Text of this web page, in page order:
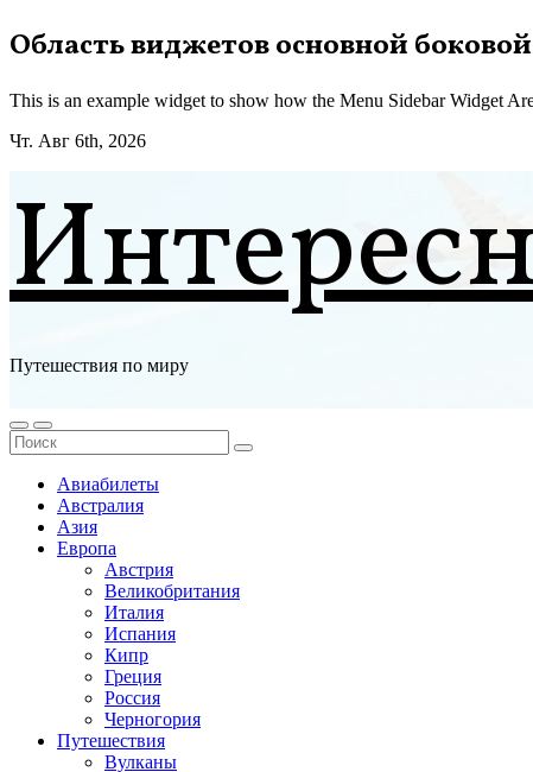
Перейти
к
Область виджетов основной
This is an example widget to show how the Menu Sidebar Widget
Чт. Авг 6th, 2026
Путешествия по миру
Авиабилеты
Австралия
Азия
Европа
Австрия
Великобритания
Италия
Испания
Кипр
Греция
Россия
Черногория
Путешествия
Вулканы